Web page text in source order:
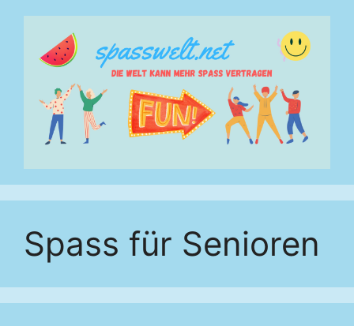
springen
Spass für Senioren